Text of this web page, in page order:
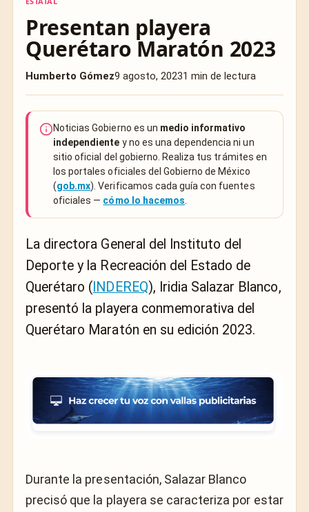
Presentan playera
Querétaro Maratón 2023
Humberto Gómez9 agosto, 20231 min de lectura
Noticias Gobierno es un medio informativo
independiente y no es una dependencia ni un
sitio oficial del gobierno. Realiza tus trámites en
los portales oficiales del Gobierno de México
(gob.mx). Verificamos cada guía con fuentes
oficiales — cómo lo hacemos
La directora General del Instituto del
Deporte y la Recreación del Estado de
Querétaro ( INDEREQ), Iridia Salazar Blanco,
presentó la playera conmemorativa del
Querétaro Maratón en su edición 2023.
Durante la presentación, Salazar Blanco
precisó que la playera se caracteriza por estar